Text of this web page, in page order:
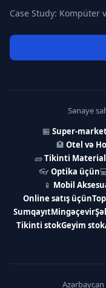
Case Study: Kompüter
Sənaye
🏪 Super-
🏨 Otel və
🧱Tikinti
👓 Optika üçün
📱 Mobil
Online satış üçün
SumqayıtMingəçevir
Tikinti stokGeyim stok